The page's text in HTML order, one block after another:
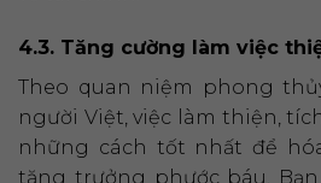
4.3. Tăng cường làm việc
Theo quan niệm phong
người Việt, việc làm thiện,
những cách tốt nhất để
tăng trưởng phước báu.